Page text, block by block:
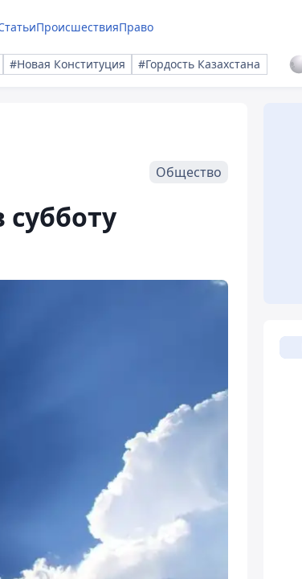
ПроисшествияПраво
#Новая Конституция #Гордость Казахстана
Общество